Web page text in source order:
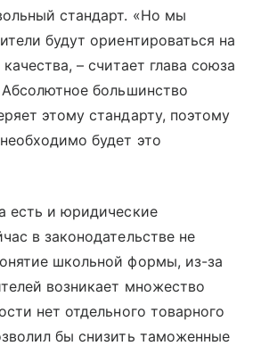
стандарт. «Но мы
будут ориентироваться на
– считает глава союза
большинство
этому стандарту, поэтому
будет это
есть и юридические
в законодательстве не
школьной формы, из-за
возникает множество
нет отдельного товарного
бы снизить таможенные